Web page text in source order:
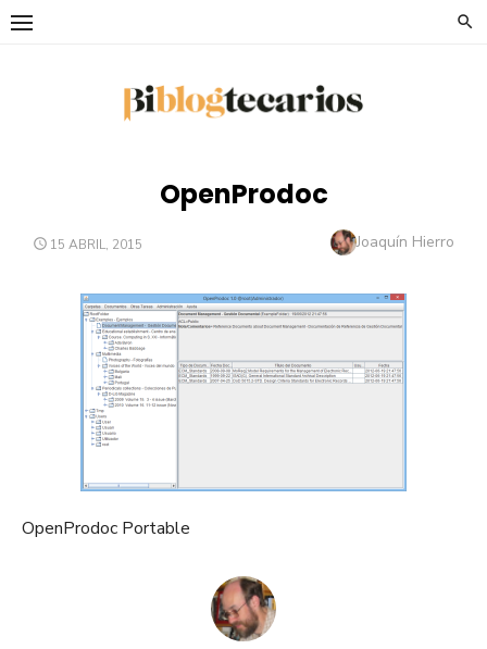
Saltar
OpenProdoc
PUBLICADO
15 ABRIL, 2015 Autor
Joaquín Hierro
OpenProdoc Portable